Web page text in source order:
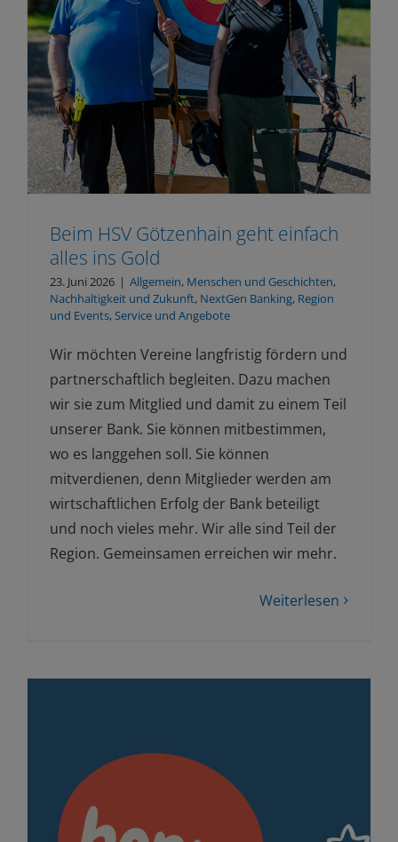
Beim HSV Götzenhain geht einfach
alles ins Gold
23. Juni 2026 | Allgemein, Menschen und Geschichten,
Nachhaltigkeit und Zukunft, NextGen Banking, Region
und Events,Service und Angebote
Wir möchten Vereine langfristig fördern und
partnerschaftlich begleiten. Dazu machen
wir sie zum Mitglied und damit zu einem Teil
unserer Bank. Sie können mitbestimmen,
wo es langgehen soll. Sie können
mitverdienen, denn Mitglieder werden am
wirtschaftlichen Erfolg der Bank beteiligt
und noch vieles mehr. Wir alle sind Teil der
Region. Gemeinsamen erreichen wir mehr.
Weiterlesen